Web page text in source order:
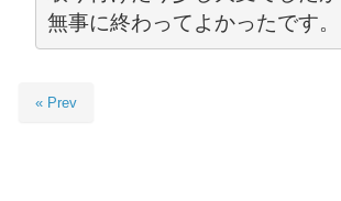
無事に終わってよかったです。
« Prev